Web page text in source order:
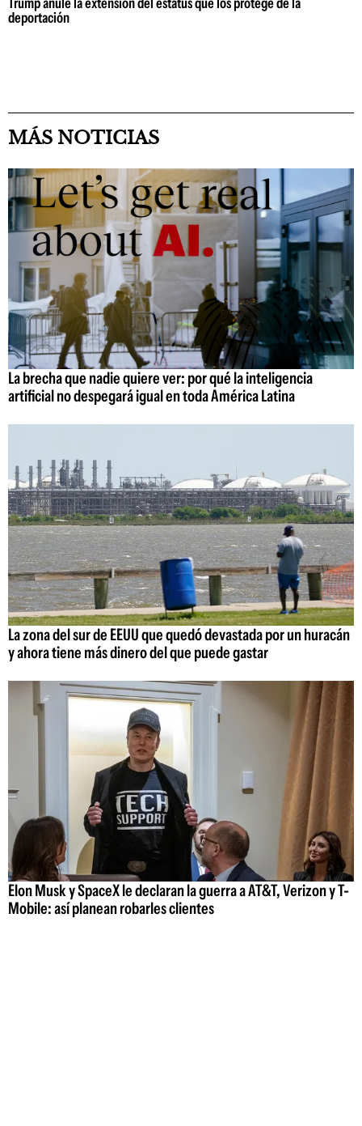
deportación
MÁS NOTICIAS
La brecha que nadie quiere ver: por qué la inteligencia
artificial no despegará igual en toda América Latina
La zona del sur de EEUU que quedó devastada por un huracán
y ahora tiene más dinero del que puede gastar
Elon Musk y SpaceX le declaran la guerra a AT&T, Verizon y T-
Mobile: así planean robarles clientes